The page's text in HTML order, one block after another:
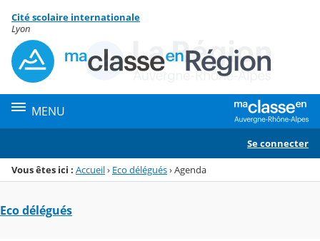
Menu de la rubrique
Contenu
Cité scolaire internationale
Lyon
MENU
Se connecter
Vous êtes ici : Accueil› Eco délégués›Agenda
Eco délégués